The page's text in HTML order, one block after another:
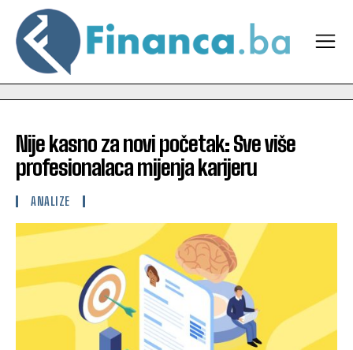
Nije kasno za novi početak: Sve više
profesionalaca mijenja karijeru
ANALIZE